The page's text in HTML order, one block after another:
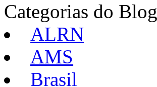
Categorias do Blog
ALRN
AMS
Brasil